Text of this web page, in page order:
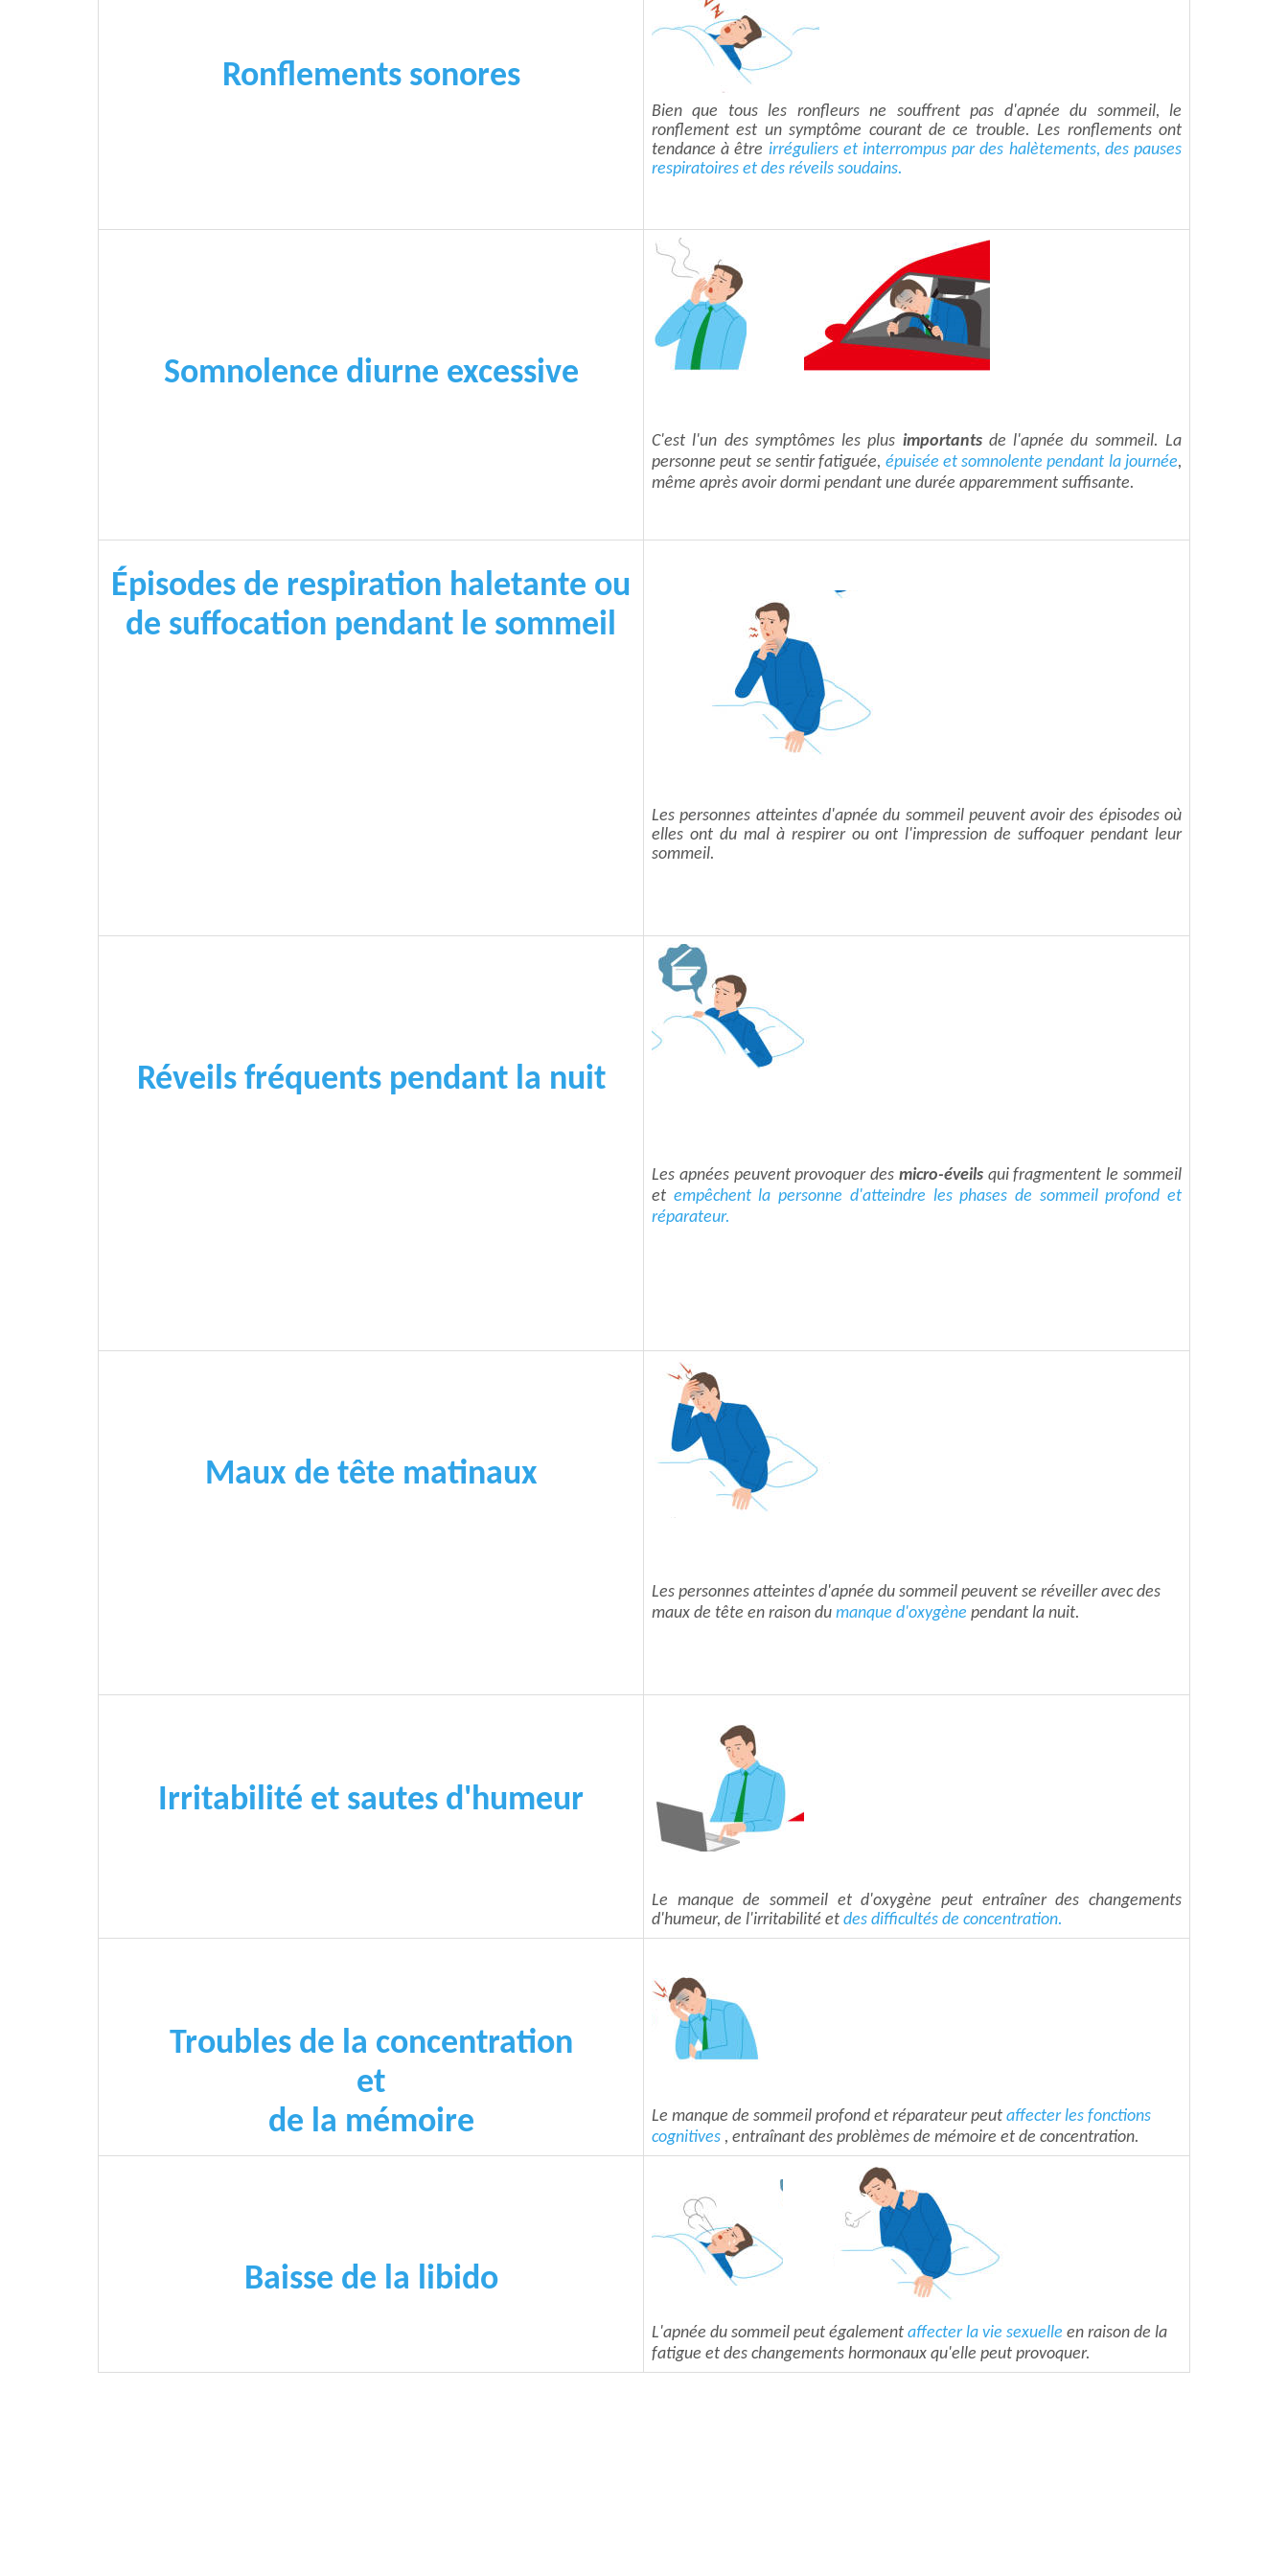
Ronflements sonores
Bien que tous les ronfleurs ne souffrent pas d'apnée du sommeil, le
ronflement est un symptôme courant de ce trouble. Les ronflements ont
tendance à être irréguliers et interrompus par des halètements, des pauses
respiratoires et des réveils soudains.
Somnolence diurne excessive
C'est l'un des symptômes les plus importantsde l'apnée du sommeil. La
personne peut se sentir fatiguée, épuisée et somnolente pendant la journée,
même après avoir dormi pendant une durée apparemment suffisante.
Épisodes de respiration haletante ou
de suffocation pendant le sommeil
Les personnes atteintes d'apnée du sommeil peuvent avoir des épisodes où
elles ont du mal à respirer ou ont l'impression de suffoquer pendant leur
sommeil.
Réveils fréquents pendant la nuit
Les apnées peuvent provoquer des micro-éveilsqui fragmentent le sommeil
et empêchent la personne d'atteindre les phases de sommeil profond et
réparateur.
Maux de tête matinaux
Les personnes atteintes d'apnée du sommeil peuvent se réveiller avec des
maux de tête en raison du manque d'oxygène pendant la nuit.
Irritabilité et sautes d'humeur
Le manque de sommeil et d'oxygène peut entraîner des changements
d'humeur, de l'irritabilité et des difficultés de concentration.
Troubles de la concentration
et
de la mémoire
Le manque de sommeil profond et réparateur peut affecter les fonctions
cognitives , entraînant des problèmes de mémoire et de concentration.
Baisse de la libido
L'apnée du sommeil peut également affecter la vie sexuelle en raison de la
fatigue et des changements hormonaux qu'elle peut provoquer.